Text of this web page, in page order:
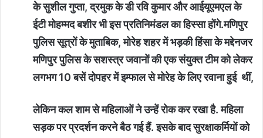
के सुशील गुप्ता, द्रमुक के डी रवि कुमार और आईयूएमएल के
ईटी मोहम्मद बशीर भी इस प्रतिनिमंडल का हिस्सा होंगे.मणिपुर
पुलिस सूत्रों के मुताबिक, मोरेह शहर में भड़की हिंसा के मद्देनजर
मणिपुर पुलिस के सशस्त्र जवानों की एक संयुक्त टीम को लेकर
लगभग 10 बसें दोपहर में इम्फाल से मोरेह के लिए रवाना हुई थीं,
लेकिन कल शाम से महिलाओं ने उन्हें रोक कर रखा है. महिला
सड़क पर प्रदर्शन करने बैठ गई हैं. इसके बाद सुरक्षाकर्मियों को